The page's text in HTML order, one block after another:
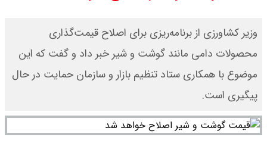
سی ان ان گزارش داد : ترامپ ۲ سنگر
سنتی جمهوری‌خواهان را از دست می
بنزین برای دولت چقدر تمام می شود؟
وزیر کشاورزی از برنامه‌ریزی برای اصلاح قیمت‌گذاری
محصولات دامی مانند گوشت و شیر خبر داد و گفت که این
موضوع با همکاری ستاد تنظیم بازار و سازمان حمایت در حال
پیگیری است.